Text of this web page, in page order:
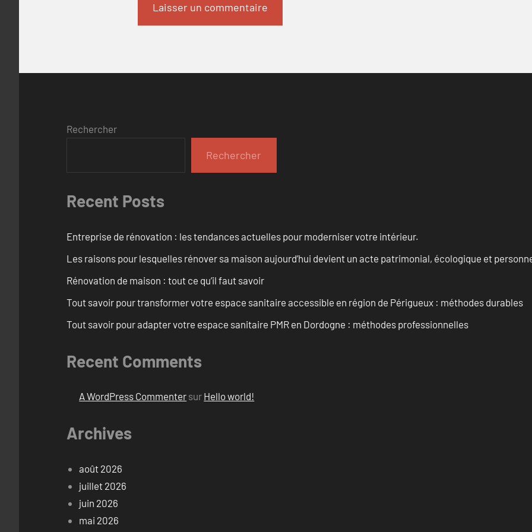
Rechercher
Rechercher
Recent Posts
Entreprise de rénovation : les tendances actuelles pour moderniser votre intérieur.
Les raisons pour lesquelles rénover sa maison aujourd’hui devient un acte patrimonial, écologique et
Rénovation de maison : tout ce qu’il faut savoir
Tout savoir pour transformer votre espace sanitaire accessible en région de Périgueux : méthodes durables
Tout savoir pour adapter votre espace sanitaire PMR en Dordogne : méthodes professionnelles
Recent Comments
A WordPress Commenter sur Hello world!
Archives
août 2026
juillet 2026
juin 2026
mai 2026